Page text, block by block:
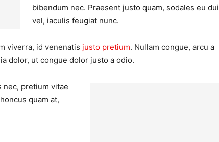
bibendum nec. Praesent justo quam, sodales eu dui
vel, iaculis feugiat nunc.
viverra, id venenatis justo pretium. Nullam congue, arcu a
dolor, ut congue dolor justo a odio.
nec, pretium vitae
quam at,